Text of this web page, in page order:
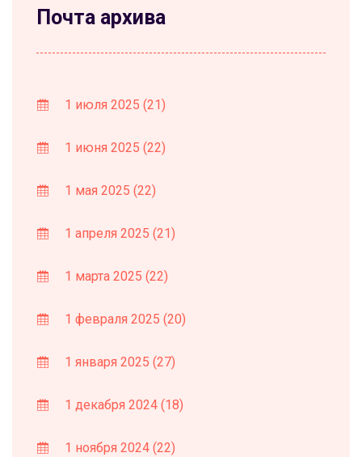
Почта архива
1 июля 2025 (21)
1 июня 2025 (22)
1 мая 2025 (22)
1 апреля 2025 (21)
1 марта 2025 (22)
1 февраля 2025 (20)
1 января 2025 (27)
1 декабря 2024 (18)
1 ноября 2024 (22)